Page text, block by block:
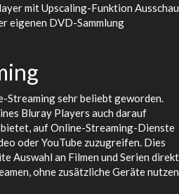
mit Upscaling-Funktion Ausschau
eigenen DVD-Sammlung
Streaming sehr beliebt geworden.
Bluray Players auch darauf
auf Online-Streaming-Dienste
oder YouTube zuzugreifen. Dies
Auswahl an Filmen und Serien direkt
ohne zusätzliche Geräte nutzen